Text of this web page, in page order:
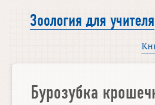
Зоология для учителя
Бурозубка